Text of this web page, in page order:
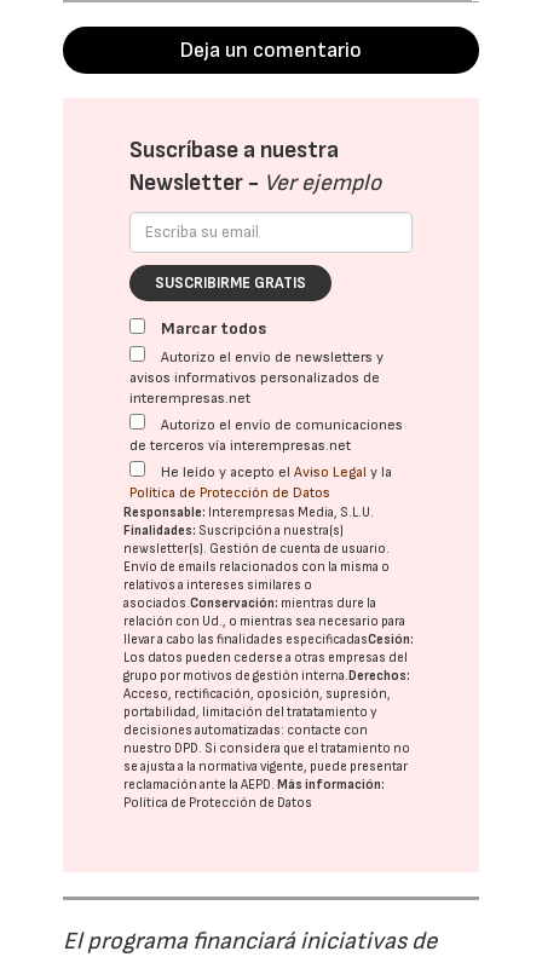
Deja un comentario
Suscríbase a nuestra
Newsletter - Ver ejemplo
SUSCRIBIRME GRATIS
Marcar todos
Autorizo el envío de newsletters y
avisos informativos personalizados de
interempresas.net
Autorizo el envío de comunicaciones
de terceros vía interempresas.net
He leído y acepto elAviso Legal y la
Política de Protección de Datos
Responsable: Interempresas Media, S.L.U.
Finalidades: Suscripción a nuestra(s)
newsletter(s). Gestión de cuenta de usuario.
Envío de emails relacionados con la misma o
relativos a intereses similares o
asociados.Conservación: mientras dure la
relación con Ud., o mientras sea necesario para
llevar a cabo las finalidades especificadasCesión:
Los datos pueden cederse a otras empresas del
grupo por motivos de gestión interna.Derechos:
Acceso, rectificación, oposición, supresión,
portabilidad, limitación del tratatamiento y
decisiones automatizadas: contacte con
nuestro DPD. Si considera que el tratamiento no
se ajusta a la normativa vigente, puede presentar
reclamación ante laAEPD.Más información:
Política de Protección de Datos
El programa financiará iniciativas de